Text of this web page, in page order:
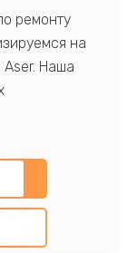
ремонту
на
Aser. Наша
и
ремонт с
а